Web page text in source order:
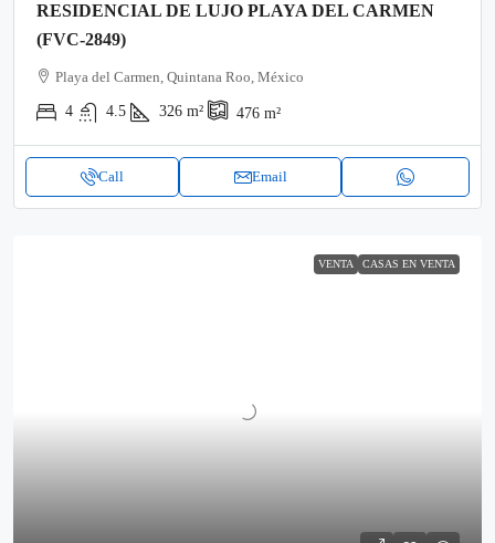
RESIDENCIAL DE LUJO PLAYA DEL CARMEN
(FVC-2849)
Playa del Carmen, Quintana Roo, México
4 4.5 326 m² 476 m²
Call Email
VENTA CASAS EN VENTA